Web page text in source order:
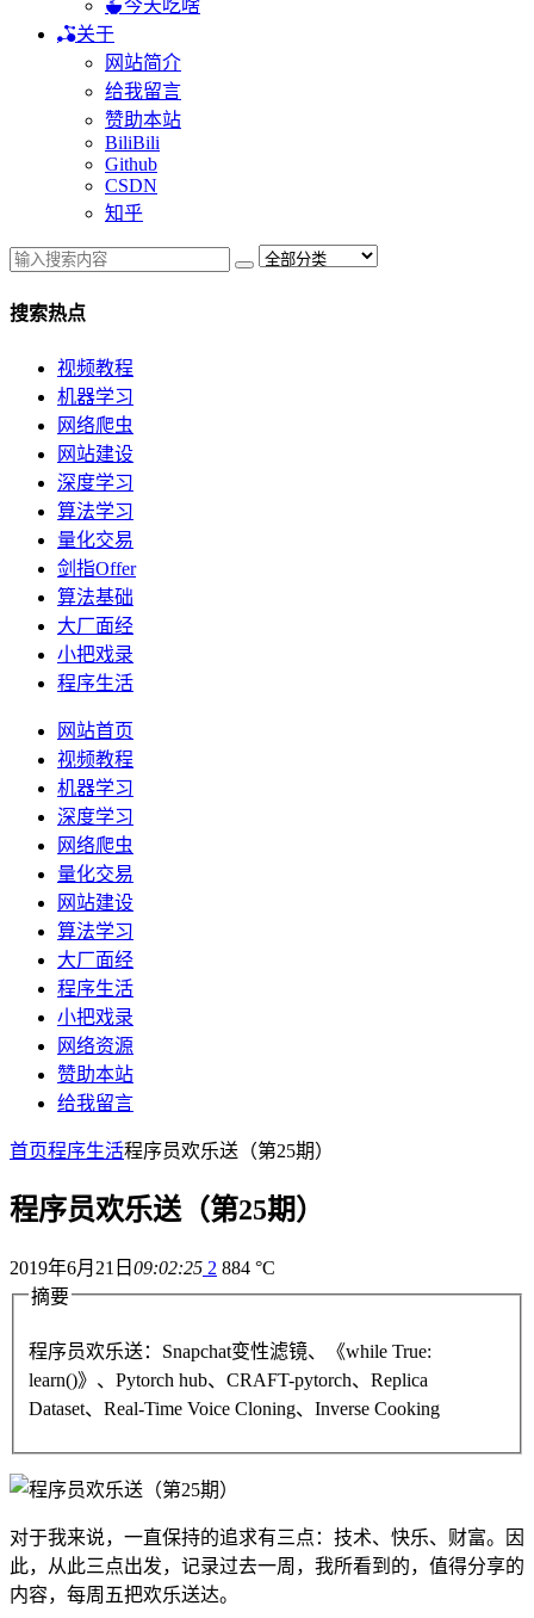
今天吃啥
关于
网站简介
给我留言
赞助本站
BiliBili
Github
CSDN
知乎
搜索热点
视频教程
机器学习
网络爬虫
网站建设
深度学习
算法学习
量化交易
剑指Offer
算法基础
大厂面经
小把戏录
程序生活
网站首页
视频教程
机器学习
深度学习
网络爬虫
量化交易
网站建设
算法学习
大厂面经
程序生活
小把戏录
网络资源
赞助本站
给我留言
首页程序生活程序员欢乐送（第25期）
程序员欢乐送（第25期）
2019年6月21日 09:02:25 2 884 °C
摘要
程序员欢乐送：Snapchat变性滤镜、《while True:
learn()》、Pytorch hub、CRAFT-pytorch、Replica
Dataset、Real-Time Voice Cloning、Inverse Cooking
对于我来说，一直保持的追求有三点：技术、快乐、财富。因
此，从此三点出发，记录过去一周，我所看到的，值得分享的
内容，每周五把欢乐送达。